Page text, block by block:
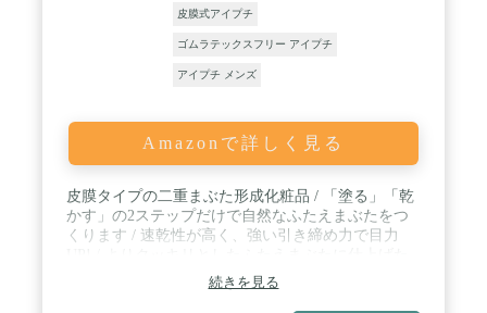
皮膜式アイプチ
ゴムラテックスフリー アイプチ
アイプチ メンズ
Amazonで詳しく見る
皮膜タイプの二重まぶた形成化粧品 / 「塗る」「乾
かす」の2ステップだけで自然なふたえまぶたをつ
くります / 速乾性が高く、強い引き締め力で目力
い方におすすめ! / 内容量 : 6mL
続きを見る